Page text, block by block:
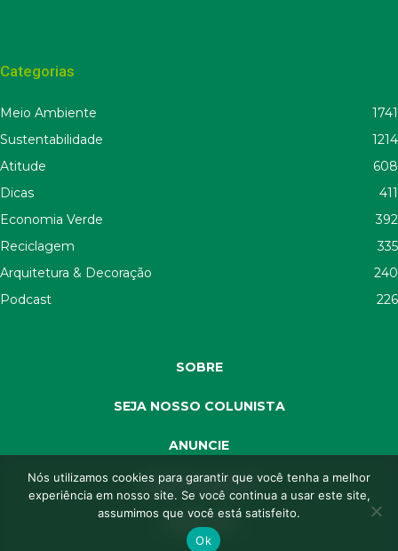
Categorias
Meio Ambiente
1741
Sustentabilidade
1214
Atitude
608
Dicas
411
Economia Verde
392
Reciclagem
335
Arquitetura & Decoração
240
Podcast
226
SOBRE
SEJA NOSSO COLUNISTA
ANUNCIE
SEJA APOIADOR
CONTATO
Nós utilizamos cookies para garantir que você tenha a melhor
experiência em nosso site. Se você continua a usar este site,
assumimos que você está satisfeito.
Ok